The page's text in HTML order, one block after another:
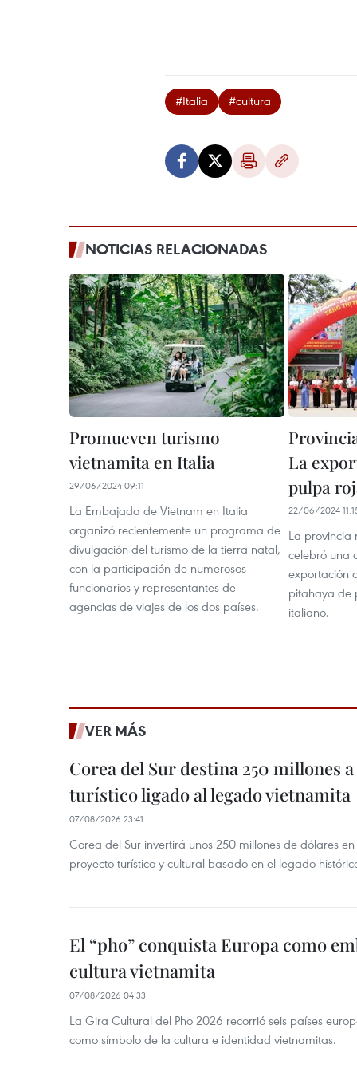
#Italia #cultura
NOTICIAS RELACIONADAS
Promueven turismo
vietnamita en Italia
29/06/2024 09:11
La Embajada de Vietnam en Italia
organizó recientemente un programa de
divulgación del turismo de la tierra natal,
con la participación de numerosos
funcionarios y representantes de
agencias de viajes de los dos países.
La
pulpa
22/06/2024
La provincia
celebró una
exportación
pitahaya de
italiano.
VER MÁS
Corea del Sur destina 250 millones
turístico ligado al legado vietnamita
07/08/2026 23:41
Corea del Sur invertirá unos 250 millones de dólares
proyecto turístico y cultural basado en el legado
El “pho” conquista Europa como
cultura vietnamita
07/08/2026 04:33
La Gira Cultural del Pho 2026 recorrió seis países
como símbolo de la cultura e identidad vietnamitas.